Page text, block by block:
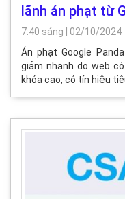
lãnh án phạt từ
7:40 sáng
02/10/2024
Án phạt Google
giảm nhanh do web
khóa cao, có tín hiệu